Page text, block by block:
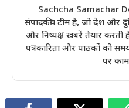
Sachcha Samachar
संपादकीय टीम है, जो देश और
और निष्पक्ष खबरें तैयार करती
पत्रकारिता और पाठकों को
पर